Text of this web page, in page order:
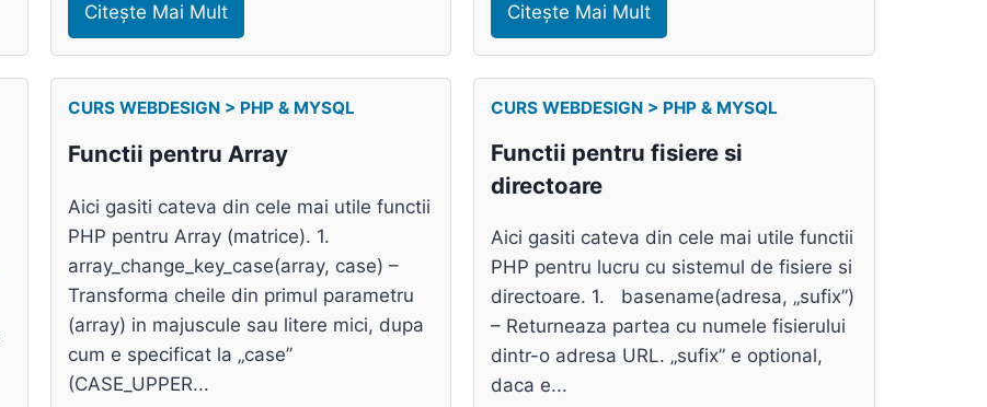
Citește Mai Mult Citește Mai Mult
CURS WEBDESIGN > PHP & MYSQL
Functii pentru Array
Aici gasiti cateva din cele mai utile functii
PHP pentru Array (matrice). 1.
array_change_key_case(array, case) –
Transforma cheile din primul parametru
(array) in majuscule sau litere mici, dupa
cum e specificat la „case”
(CASE_UPPER...
CURS WEBDESIGN > PHP & MYSQL
Functii pentru fisiere si
directoare
Aici gasiti cateva din cele mai utile functii
PHP pentru lucru cu sistemul de fisiere si
directoare. 1. basename(adresa, „sufix”)
– Returneaza partea cu numele fisierului
dintr-o adresa URL. „sufix” e optional,
daca e...